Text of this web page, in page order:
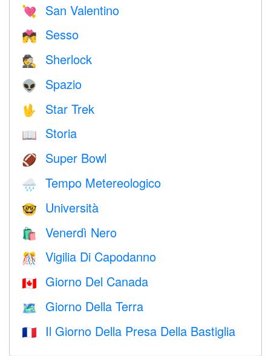
💘 San Valentino
💏 Sesso
🕵️ Sherlock
👽 Spazio
🖖 Star Trek
📖 Storia
🏈 Super Bowl
🌧 Tempo Metereologico
🤓 Università
🛍 Venerdì Nero
🎊 Vigilia Di Capodanno
🇨🇦 Giorno Del Canada
🗺️ Giorno Della Terra
🇫🇷 Il Giorno Della Presa Della Bastiglia